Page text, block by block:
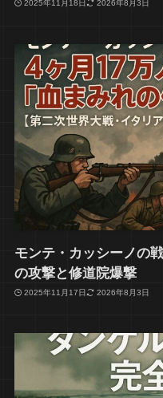
2025年11月18日 2026年8月3日
モンテ・カッシーノの
の攻撃と修道院爆撃
2025年11月17日 2026年8月3日